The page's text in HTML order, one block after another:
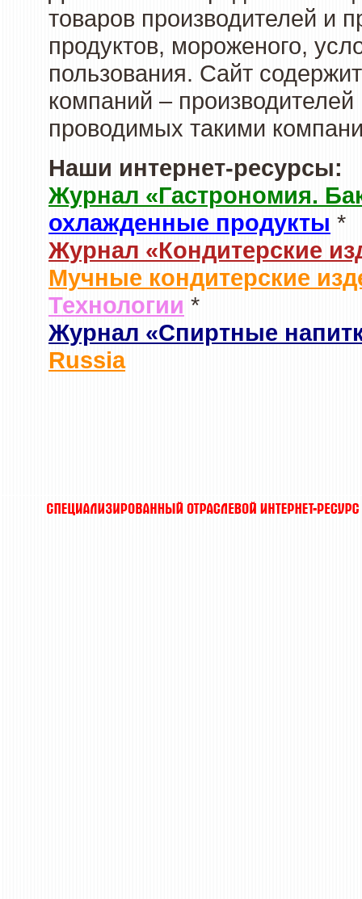
товаров производителей и
продуктов, мороженого,
пользования. Сайт
компаний –
проводимых такими
Наши интернет-ресурсы:
Журнал «Гастрономия.
охлажденные продукты *
Журнал «Кондитерские
Мучные кондитерские
Технологии *
Журнал «Спиртные
Russia